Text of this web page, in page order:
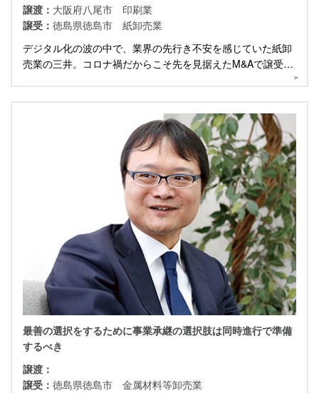
譲渡： 大阪府八尾市 印刷業
譲受： 徳島県徳島市 紙卸売業
デジタル化の波の中で、業界の先行き不安を感じていた紙卸
売業の三井。コロナ禍だからこそ先を見据えたM&Aで譲受け
最善の選択をするために事業承継の選択肢は同時進行で準備
するべき
譲渡：
譲受： 徳島県徳島市 金属材料等卸売業